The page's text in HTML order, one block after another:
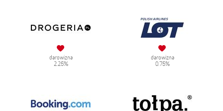
darowizna
2.25%
darowizna
0.75%